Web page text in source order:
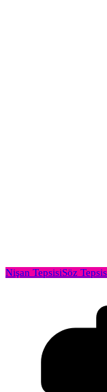
Nişan TepsisiSöz